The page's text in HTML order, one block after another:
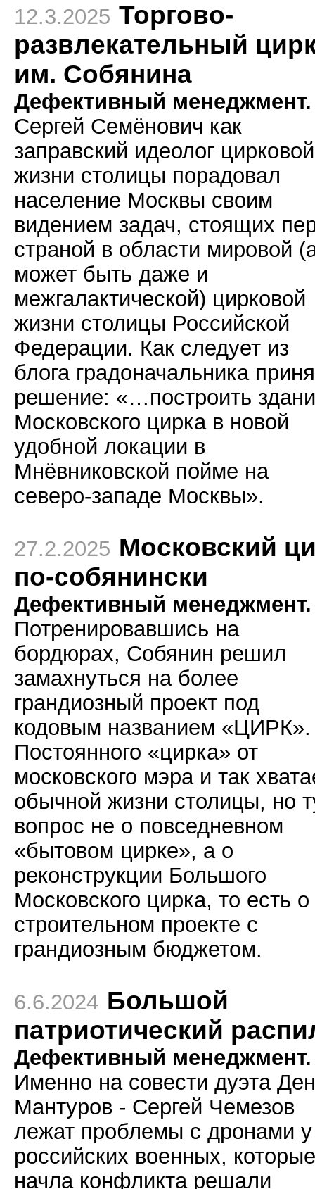
12.3.2025 Торгово-
развлекательный
им. Собянина
Дефективный менеджмент.
Сергей Семёнович как
заправский идеолог цирковой
жизни столицы порадовал
население Москвы своим
видением задач, стоящих
страной в области мировой
может быть даже и
межгалактической) цирковой
жизни столицы Российской
Федерации. Как следует из
блога градоначальника
решение: «…построить
Московского цирка в новой
удобной локации в
Мнёвниковской пойме на
северо-западе Москвы».
27.2.2025 Московский
по-собянински
Дефективный менеджмент.
Потренировавшись на
бордюрах, Собянин решил
замахнуться на более
грандиозный проект под
кодовым названием «ЦИРК».
Постоянного «цирка» от
московского мэра и так
обычной жизни столицы, но
вопрос не о повседневном
«бытовом цирке», а о
реконструкции Большого
Московского цирка, то есть о
строительном проекте с
грандиозным бюджетом.
6.6.2024 Большой
патриотический
Дефективный менеджмент.
Именно на совести дуэта
Мантуров - Сергей Чемезов
лежат проблемы с дронами у
российских военных,
начла конфликта решали